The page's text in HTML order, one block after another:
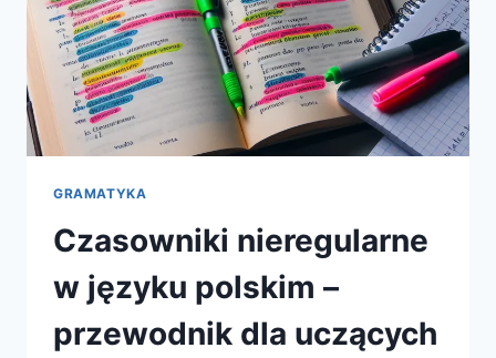
GRAMATYKA
Czasowniki nieregularne
w języku polskim –
przewodnik dla uczących